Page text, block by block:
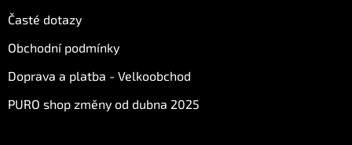
Časté dotazy
Obchodní podmínky
Doprava a platba - Velkoobchod
PURO shop změny od dubna 2025